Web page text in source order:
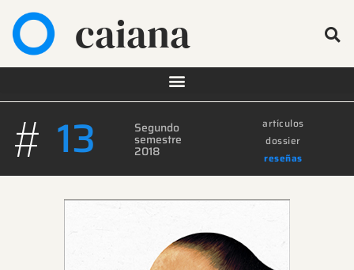
caiana
# 13 Segundo
semestre
2018
artículos
dossier
reseñas